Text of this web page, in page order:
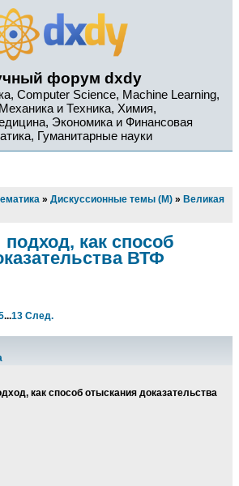
форум dxdy
Computer Science, Machine Learning,
и Техника, Химия,
Экономика и Финансовая
Гуманитарные науки
» Дискуссионные темы (М) » Великая
как способ
ВТФ
...13 След.
как способ отыскания доказательства